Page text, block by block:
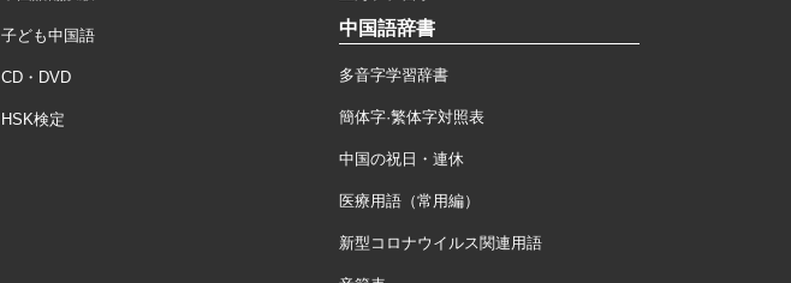
子ども中国語
CD・DVD
HSK検定
中国語辞書
多音字学習辞書
簡体字·繁体字対照表
中国の祝日・連休
医療用語（常用編）
新型コロナウイルス関連用語